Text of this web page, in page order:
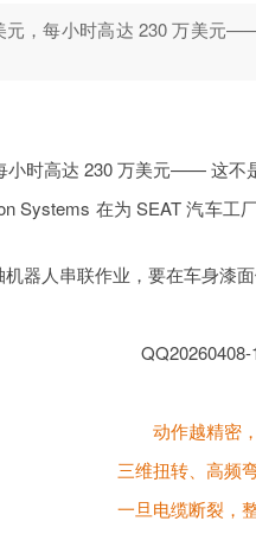
元，每小时高达 230 万美元
时高达 230 万美元—— 这不是
在为 SEAT 汽车工
器人串联作业，要在车身漆
动作越精密
三维扭转、高频
一旦电缆断裂，整